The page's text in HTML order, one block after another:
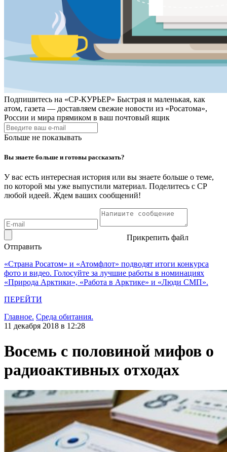
Подпишитесь на «СР-КУРЬЕР» Быстрая и маленькая, как
атом, газета — доставляем свежие новости из «Росатома»,
России и мира прямиком в ваш почтовый ящик
Больше не показывать
Вы знаете больше и готовы рассказать?
У вас есть интересная история или вы знаете больше о теме,
по которой мы уже выпустили материал. Поделитесь с СР
любой идеей. Ждем ваших сообщений!
Прикрепить файл
Отправить
«Страна Росатом» и «Атомфлот» подводят итоги конкурса
фото и видео. Голосуйте за лучшие работы в номинациях
«Природа Арктики», «Работа в Арктике» и «Люди СМП».
ПЕРЕЙТИ
Главное. Среда обитания.
11 декабря 2018 в 12:28
Восемь с половиной мифов о
радиоактивных отходах